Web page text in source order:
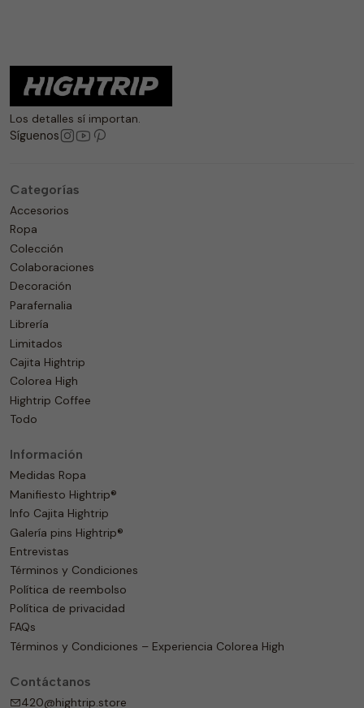
Los detalles sí importan.
Síguenos
Categorías
Accesorios
Ropa
Colección
Colaboraciones
Decoración
Parafernalia
Librería
Limitados
Cajita Hightrip
Colorea High
Hightrip Coffee
Todo
Información
Medidas Ropa
Manifiesto Hightrip®
Info Cajita Hightrip
Galería pins Hightrip®
Entrevistas
Términos y Condiciones
Política de reembolso
Política de privacidad
FAQs
Términos y Condiciones – Experiencia Colorea High
Contáctanos
420@hightrip.store